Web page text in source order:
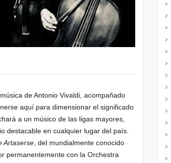
de Antonio Vivaldi, acompañado
aquí para dimensionar el significado
a un músico de las ligas mayores,
destacable en cualquier lugar del país.
Artaserse , del mundialmente conocido
permanentemente con la Orchestra